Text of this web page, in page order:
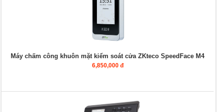
Máy chấm công khuôn mặt kiểm soát cửa ZKteco SpeedFace M4
6,850,000 đ